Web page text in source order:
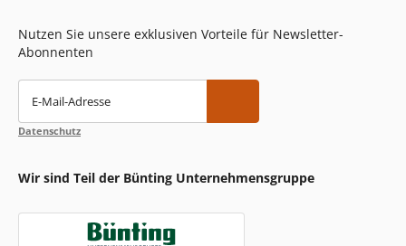
Nutzen Sie unsere exklusiven Vorteile für Newsletter-
Abonnenten
E-Mail-Adresse
Datenschutz
Wir sind Teil der Bünting Unternehmensgruppe